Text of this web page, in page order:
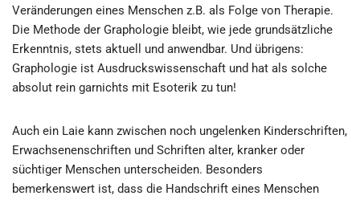
Veränderungen eines Menschen z.B. als Folge von Therapie.
Die Methode der Graphologie bleibt, wie jede grundsätzliche
Erkenntnis, stets aktuell und anwendbar. Und übrigens:
Graphologie ist Ausdruckswissenschaft und hat als solche
absolut rein garnichts mit Esoterik zu tun!
Auch ein Laie kann zwischen noch ungelenken Kinderschriften,
Erwachsenenschriften und Schriften alter, kranker oder
süchtiger Menschen unterscheiden. Besonders
bemerkenswert ist, dass die Handschrift eines Menschen